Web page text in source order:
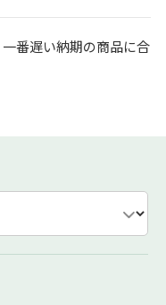
番遅い納期の商品に合